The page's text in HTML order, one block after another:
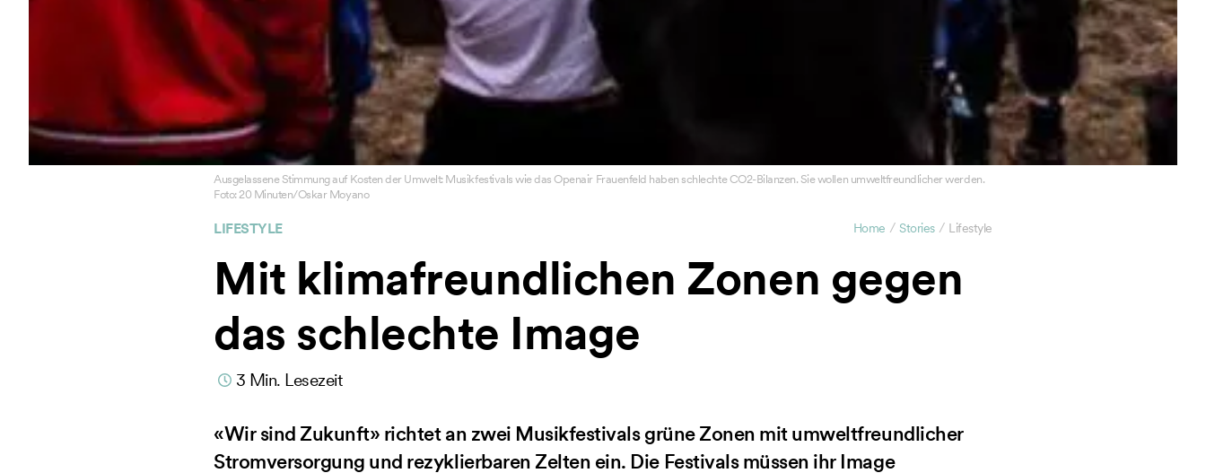
Ausgelassene Stimmung auf Kosten der Umwelt: Musikfestivals wie das Openair Frauenfeld haben schlechte CO2-Bilanzen. Sie wollen umweltfreundlicher werden.
Foto: 20 Minuten/Oskar Moyano
LIFESTYLE Home / Stories / Lifestyle
Mit klimafreundlichen Zonen gegen
das schlechte Image
3 Min. Lesezeit
«Wir sind Zukunft» richtet an zwei Musikfestivals grüne Zonen mit umweltfreundlicher
Stromversorgung und rezyklierbaren Zelten ein. Die Festivals müssen ihr Image